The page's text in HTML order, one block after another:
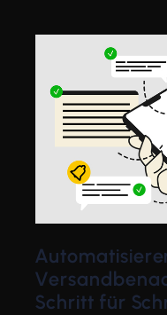
Schritt für